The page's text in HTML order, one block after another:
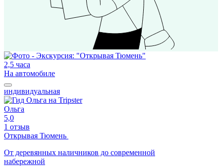
2,5 часа
На автомобиле
индивидуальная
Ольга
5,0
1 отзыв
Открывая Тюмень
От деревянных наличников до современной
набережной